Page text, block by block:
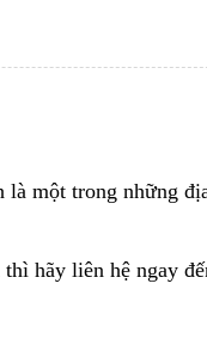
một trong những
thì hãy liên hệ ngay